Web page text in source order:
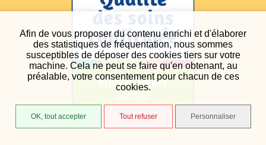
Afin de vous proposer du contenu enrichi et d'élaborer
des statistiques de fréquentation, nous sommes
susceptibles de déposer des cookies tiers sur votre
machine. Cela ne peut se faire qu'en obtenant, au
préalable, votre consentement pour chacun de ces
cookies.
OK, tout accepter Tout refuser Personnaliser